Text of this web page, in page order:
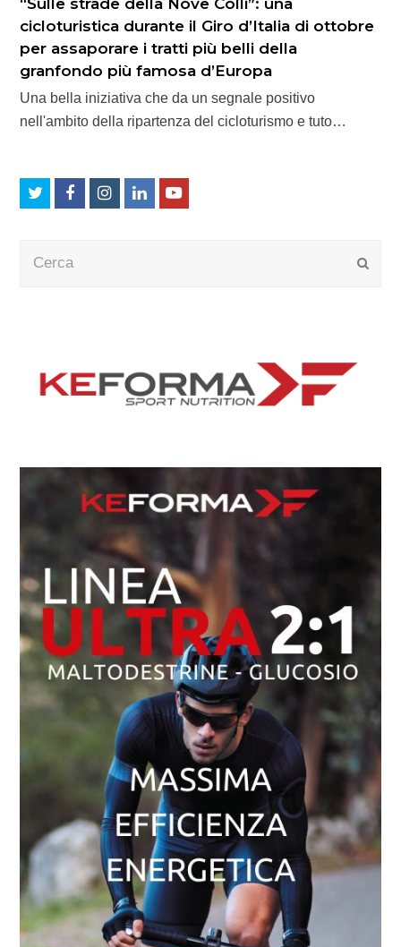
cicloturistica durante il Giro d’Italia di ottobre
per assaporare i tratti più belli della
granfondo più famosa d’Europa
Una bella iniziativa che da un segnale positivo
nell'ambito della ripartenza del cicloturismo e tuto…
TwitterFacebookInstagram
LinkedInYoutube